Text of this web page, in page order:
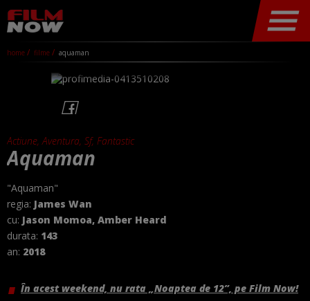
home filme aquaman
Actiune, Aventura, Sf, Fantastic
Aquaman
"Aquaman"
regia: James Wan
cu: Jason Momoa, Amber Heard
durata: 143
an: 2018
În acest weekend, nu rata „Noaptea de 12”, pe Film Now!